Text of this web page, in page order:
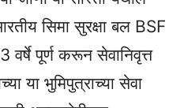
सिमा सुरक्षा बल BSF
वर्षे पूर्ण करून सेवानिवृत्त
या भुमिपुत्राच्या सेवा